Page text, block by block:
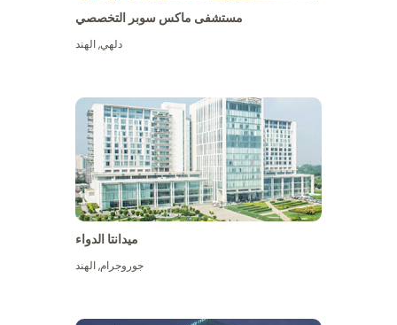
مستشفى ماكس سوبر التخصصي
دلهي,الهند
ميدانتا الدواء
جوروجرام,الهند